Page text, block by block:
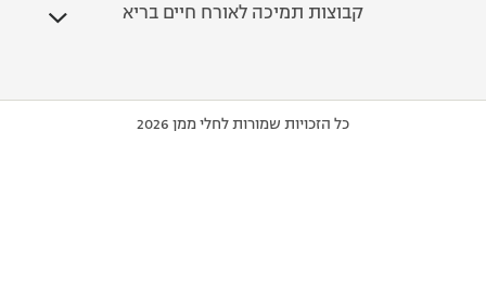
קבוצות תמיכה לאורח חיים בריא
כל הזכויות שמורות לחלי ממן 2026